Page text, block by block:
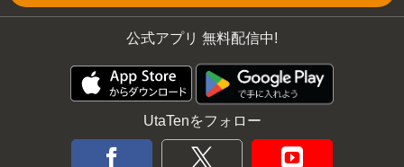
公式アプリ 無料配信中!
UtaTenをフォロー